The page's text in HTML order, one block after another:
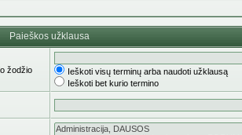
Paieškos užklausa
žodžio
Ieškoti visų terminų arba naudoti užklausą
Ieškoti bet kurio termino